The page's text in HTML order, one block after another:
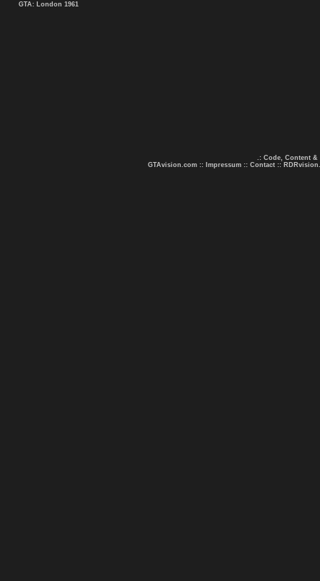
GTA: London 1961
.: Code, Content &
GTAvision.com :: Impressum :: Contact ::